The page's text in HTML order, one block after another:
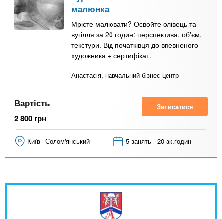
малюнка
Мрієте малювати? Освойте олівець та
вугілля за 20 годин: перспектива, об'єм,
текстури. Від початківця до впевненого
художника + сертифікат.
Анастасія, навчальний бізнес центр
Вартість
2 800 грн
Записатися
Київ Солом'янський 5 занять - 20 ак.годин